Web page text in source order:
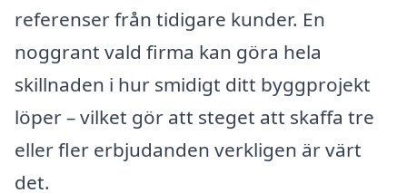
referenser från tidigare kunder. En
noggrant vald firma kan göra hela
skillnaden i hur smidigt ditt byggprojekt
löper – vilket gör att steget att skaffa tre
eller fler erbjudanden verkligen är värt
det.